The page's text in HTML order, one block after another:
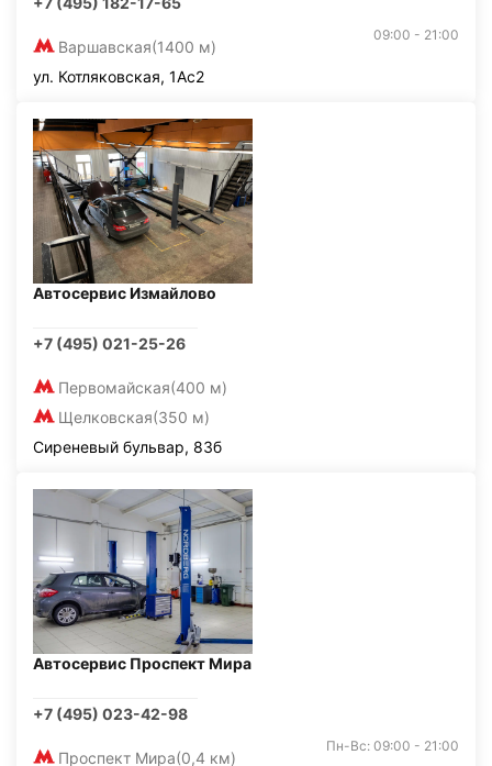
Варшавская(1400 м)
09:00 - 21:00
ул. Котляковская, 1Ас2
Автосервис Измайлово
+7 (495) 021-25-26
Первомайская(400 м)
Щелковская(350 м)
Сиреневый бульвар, 83б
Автосервис Проспект Мира
+7 (495) 023-42-98
Проспект Мира(0,4 км)
Пн-Вс: 09:00 - 21:00